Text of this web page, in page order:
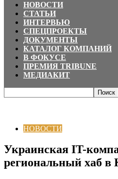
НОВОСТИ
СТАТЬИ
ИНТЕРВЬЮ
СПЕЦПРОЕКТЫ
ДОКУМЕНТЫ
КАТАЛОГ КОМПАНИЙ
В ФОКУСЕ
ПРЕМИЯ TRIBUNE
МЕДИАКИТ
НОВОСТИ
Украинская IT-
региональный хаб в